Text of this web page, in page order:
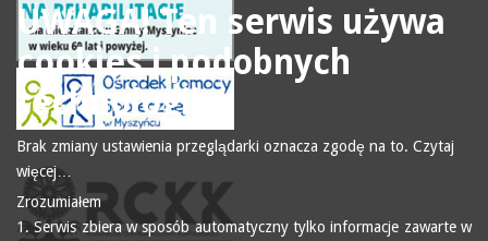
UWAGA! Ten serwis używa
cookies i podobnych
technologii.
Brak zmiany ustawienia przeglądarki oznacza zgodę na to. Czytaj
więcej…
Zrozumiałem
1. Serwis zbiera w sposób automatyczny tylko informacje zawarte w